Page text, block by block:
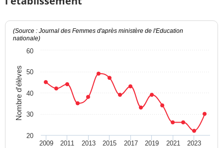
Nombre d'élèves
(Source : Journal des Femmes d'après ministère de l'Education
nationale)
2009 2011 2013 2015 2017 2019 2021 2023
20
30
40
50
60